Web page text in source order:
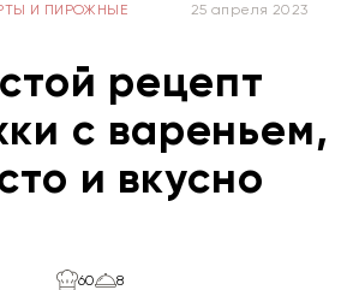
И ПИРОЖНЫЕ 25 апреля 2023
рецепт
с вареньем,
и вкусно
60
8